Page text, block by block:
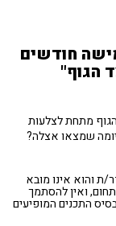
חודשים
הגוף"
מתחת לצלעות
שמצאו אצלה?
והוא אינו מובא
ואין להסתמך
התכנים המופיעים